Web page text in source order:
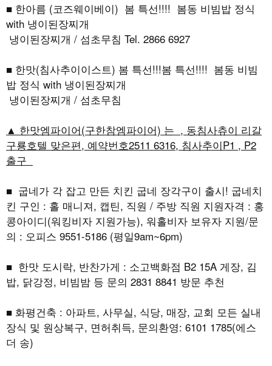
■ 한아름 (코즈웨이베이) 봄 특선!!!! 봄동 비빔밥 정식
with 냉이된장찌개
냉이된장찌개 / 섬초무침 Tel. 2866 6927
■ 한맛(침사추이이스트) 봄 특선!!!봄 특선!!!! 봄동 비빔
밥 정식 with 냉이된장찌개
냉이된장찌개 / 섬초무침
▲ 한맛엠파이어(구한참엠파이어) 는 , 동침사츄이 리갈
구룡호텔 맞은편, 예약번호2511 6316, 침사추이P1 , P2
출구
■ 굽네가 각 잡고 만든 치킨 굽네 장각구이 출시! 굽네치
킨 구인 : 홀 매니져, 캡틴, 직원 / 주방 직원 지원자격 : 홍
콩아이디(워킹비자 지원가능), 워홀비자 보유자 지원/문
의 : 오피스 9551-5186 (평일9am~6pm)
■ 한맛 도시락, 반찬가게 : 소고백화점 B2 15A 게장, 김
밥, 닭강정, 비빔밤 등 문의 2831 8841 방문 추천
■ 화평건축 : 아파트, 사무실, 식당, 매장, 교회 모든 실내
장식 및 원상복구, 면허취득, 문의환영: 6101 1785(에스
더 송)